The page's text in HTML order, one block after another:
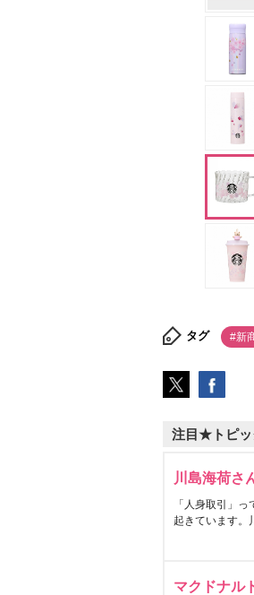
タグ #新
注目★トピッ
川島海荷さ
「人身取引」
起きています。
マクドナル